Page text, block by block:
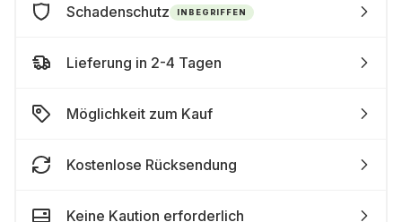
Schadenschutz INBEGRIFFEN
Lieferung in 2-4 Tagen
Möglichkeit zum Kauf
Kostenlose Rücksendung
Keine Kaution erforderlich